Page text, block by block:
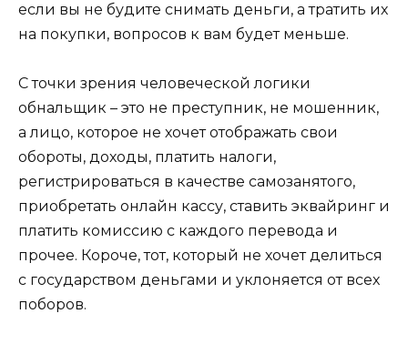
если вы не будите снимать деньги, а тратить их
на покупки, вопросов к вам будет меньше.
С точки зрения человеческой логики
обнальщик – это не преступник, не мошенник,
а лицо, которое не хочет отображать свои
обороты, доходы, платить налоги,
регистрироваться в качестве самозанятого,
приобретать онлайн кассу, ставить эквайринг и
платить комиссию с каждого перевода и
прочее. Короче, тот, который не хочет делиться
с государством деньгами и уклоняется от всех
поборов.